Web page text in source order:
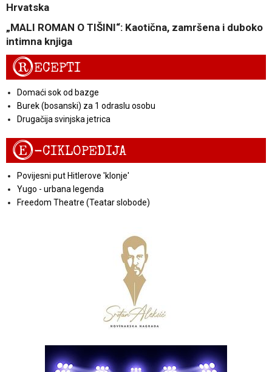
Hrvatska
„MALI ROMAN O TIŠINI“: Kaotična, zamršena i duboko
intimna knjiga
RECEPTI
Domaći sok od bazge
Burek (bosanski) za 1 odraslu osobu
Drugačija svinjska jetrica
E-CIKLOPEDIJA
Povijesni put Hitlerove 'klonje'
Yugo - urbana legenda
Freedom Theatre (Teatar slobode)